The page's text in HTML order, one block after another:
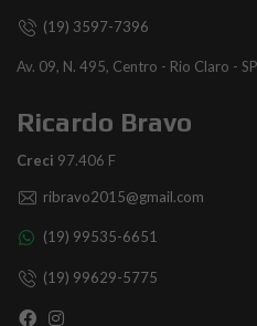
(19) 3597-7396
Av. 09, N. 495, Centro - Rio Claro - SP
Ricardo Bravo
Creci 97.406 F
ribravo2015@gmail.com
(19) 99535-6651
(19) 99629-5775